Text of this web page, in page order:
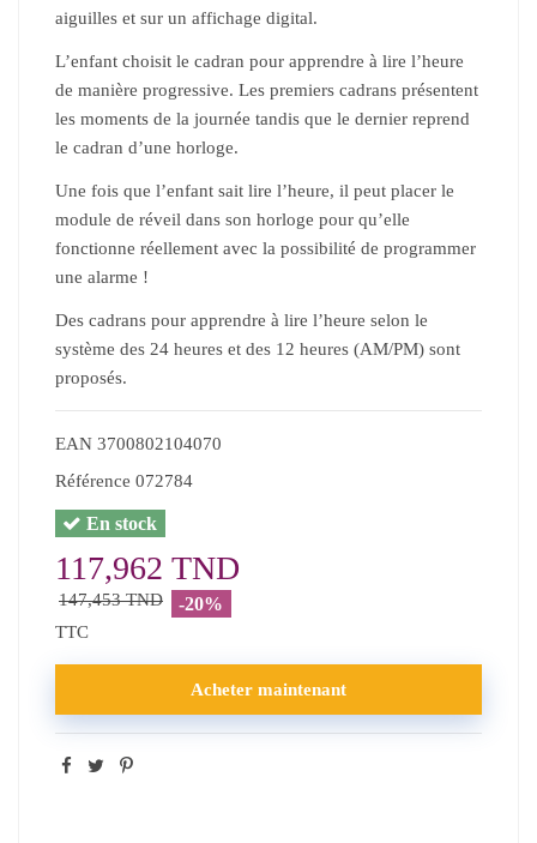
aiguilles et sur un affichage digital.
L’enfant choisit le cadran pour apprendre à lire l’heure
de manière progressive. Les premiers cadrans présentent
les moments de la journée tandis que le dernier reprend
le cadran d’une horloge.
Une fois que l’enfant sait lire l’heure, il peut placer le
module de réveil dans son horloge pour qu’elle
fonctionne réellement avec la possibilité de programmer
une alarme !
Des cadrans pour apprendre à lire l’heure selon le
système des 24 heures et des 12 heures (AM/PM) sont
proposés.
EAN 3700802104070
Référence 072784
En stock
117,962 TND
147,453 TND -20%
TTC
Acheter maintenant